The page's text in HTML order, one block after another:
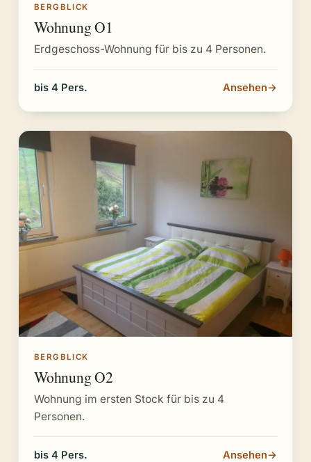
BERGBLICK
Wohnung O1
Erdgeschoss-Wohnung für bis zu 4 Personen.
bis 4 Pers. Ansehen→
BERGBLICK
Wohnung O2
Wohnung im ersten Stock für bis zu 4
Personen.
bis 4 Pers. Ansehen→